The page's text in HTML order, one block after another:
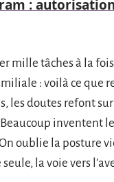
:
mille tâches à la
: voilà ce que
les doutes refont
inventent
oublie la posture
la voie vers